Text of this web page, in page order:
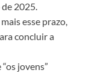
2025.
esse prazo,
concluir a
jovens”